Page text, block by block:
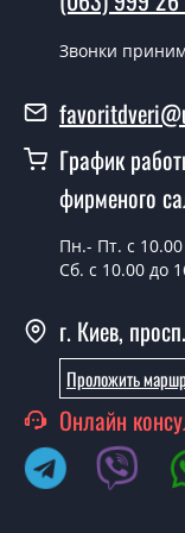
Да можно.
У вас
Да, мы имеем
дверей.
Какая
От 5200 грн.
Нужны
Каждый наш
поводу входных
обратиться к
Вам способом -
Звонки
График
фирменого
Пн.- Пт. с
Сб. с 10.00 до
г. Киев,
Проложить
Онлайн